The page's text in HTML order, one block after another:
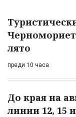
лято
преди 10 часа
До края на
линии 12, 15